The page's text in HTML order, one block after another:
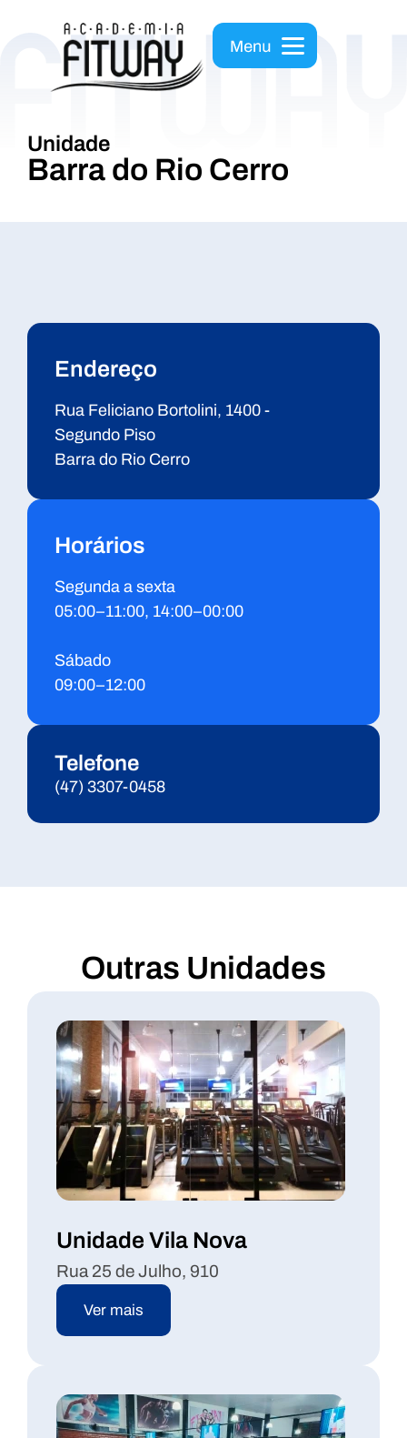
Unidade
Barra do Rio Cerro
Endereço
Rua Feliciano Bortolini, 1400 -
Segundo Piso
Barra do Rio Cerro
Horários
Segunda a sexta
05:00–11:00, 14:00–00:00
Sábado
09:00–12:00
Telefone
(47) 3307-0458
Outras Unidades
Unidade Vila Nova
Rua 25 de Julho, 910
Ver mais